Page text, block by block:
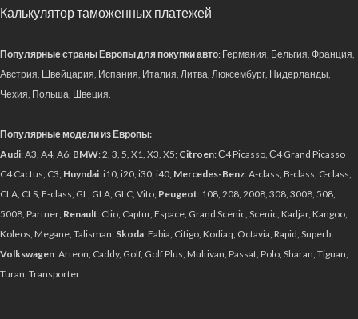
Калькулятор таможенных платежей
Популярные страны Европы для покупки авто: Германия, Бельгия, Франция,
Австрия, Швейцария, Испания, Италия, Литва, Люксембург, Нидерланды,
Чехия, Польша, Швеция.
Популярные модели из Европы:
Audi: A3, A4, A6; BMW: 2, 3, 5, X1, X3, X5; Citroen: С4 Picasso, С4 Grand Picasso
C4 Cactus, C3; Huyndai: i10, i20, i30, i40; Mercedes-Benz: A-class, B-class, C-class,
CLA, CLS, E-class, GL, GLA, GLC, Vito; Peugeot: 108, 208, 2008, 308, 3008, 508,
5008, Partner; Renault: Clio, Captur, Espace, Grand Scenic, Scenic, Kadjar, Kangoo,
Koleos, Megane, Talisman; Skoda: Fabia, Citigo, Kodiaq, Octavia, Rapid, Superb;
Volkswagen: Arteon, Caddy, Golf, Golf Plus, Multivan, Passat, Polo, Sharan, Tiguan,
Turan, Transporter